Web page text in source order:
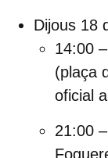
Dijous 18
14:00
(plaça
oficial
21:00